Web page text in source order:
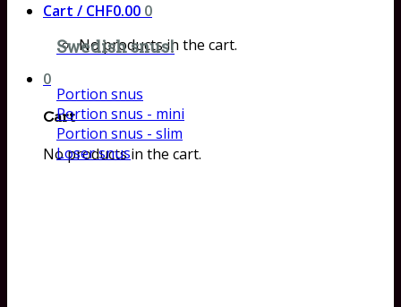
Cart / CHF0.00 0
No products in the cart.
0
Cart
No products in the cart.
Swedish snus!
Portion snus
Portion snus - mini
Portion snus - slim
Loser snus